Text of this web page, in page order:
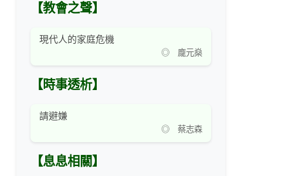
【教會之聲】
現代人的家庭危機
◎ 龐元燊
【時事透析】
請避嫌
◎ 蔡志森
【息息相關】